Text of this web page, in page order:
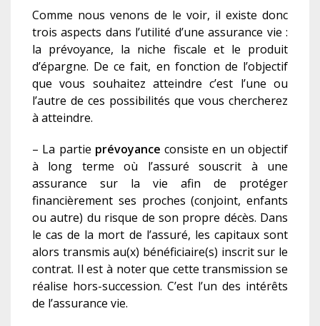
Comme nous venons de le voir, il existe donc
trois aspects dans l’utilité d’une assurance vie :
la prévoyance, la niche fiscale et le produit
d’épargne. De ce fait, en fonction de l’objectif
que vous souhaitez atteindre c’est l’une ou
l’autre de ces possibilités que vous chercherez
à atteindre.
– La partie prévoyance consiste en un objectif
à long terme où l’assuré souscrit à une
assurance sur la vie afin de protéger
financièrement ses proches (conjoint, enfants
ou autre) du risque de son propre décès. Dans
le cas de la mort de l’assuré, les capitaux sont
alors transmis au(x) bénéficiaire(s) inscrit sur le
contrat. Il est à noter que cette transmission se
réalise hors-succession. C’est l’un des intérêts
de l’assurance vie.